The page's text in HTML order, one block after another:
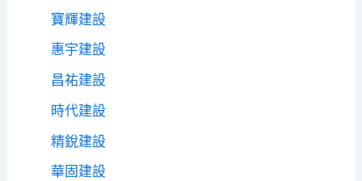
寶輝建設
惠宇建設
昌祐建設
時代建設
精銳建設
華固建設